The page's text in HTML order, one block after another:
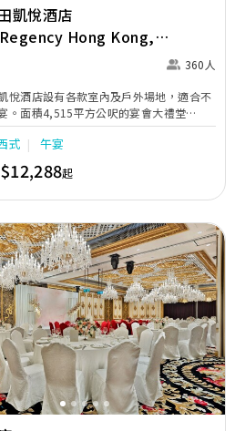
凱悅酒店
Hong Kong,
360人
悅酒店設有各款室內及戶外場地，適合不
。面積4,515平方公呎的宴會大禮堂
Ballroom)可容納30席的婚宴。3間大小不
的凱悅廳適合舉行親密的小型婚禮或私人
有戶外平台，可作酒會及戶外證婚儀式之
可在私人園林草地中進行戶外證婚儀式，
人。
式 午宴
$12,288起
Next